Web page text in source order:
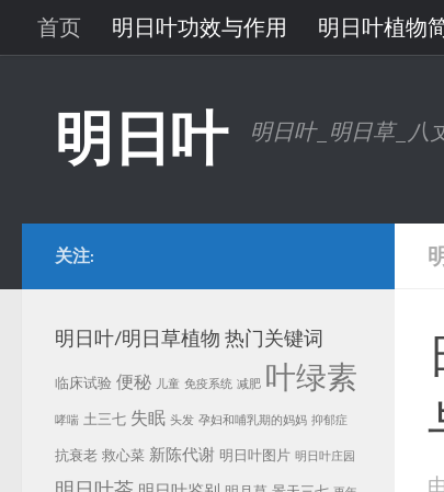
跳至内容
首页 明日叶功效与作用 明日叶植物
明日叶 明日叶_明日草_八
由
关注:
明日叶/明日草植物 热门关键词
临床试验 便秘 儿童 免疫系统 减肥 叶绿素
哮喘 土三七 失眠 头发 孕妇和哺乳期的妈妈 抑郁症
抗衰老 救心菜 新陈代谢 明日叶图片 明日叶庄园